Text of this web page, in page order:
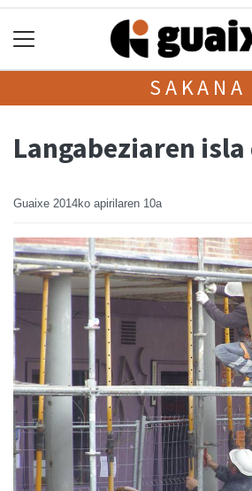
SAKANA
Langabeziaren
Guaixe 2014ko apirilaren 10a